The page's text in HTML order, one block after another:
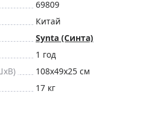
69809
Китай
Synta (Синта)
1 год
108x49x25 см
17 кг